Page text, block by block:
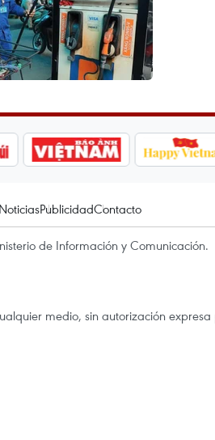
PublicidadContacto
de Información y Comunicación.
medio, sin autorización expresa